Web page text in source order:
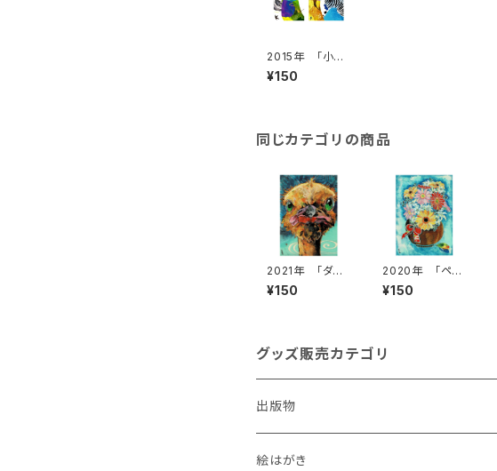
2015年 「小さ
なセキセイイン
コと小さな胡錦
¥150
同じカテゴリの商品
2021年 「ダチ
ョウ・ヘッド」
絵はがき
¥150
2020年 「ペル
シャ猫とバラ」
絵はがき
¥150
グッズ販売カテゴリ
出版物
絵はがき